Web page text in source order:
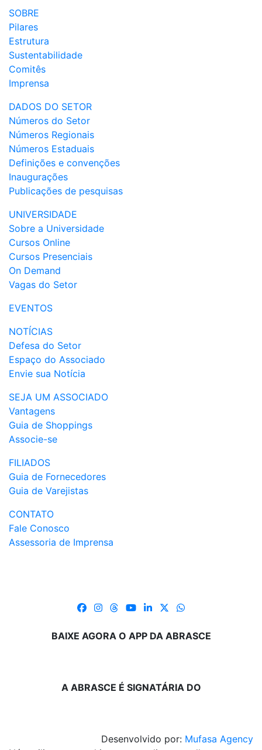
SOBRE
Pilares
Estrutura
Sustentabilidade
Comitês
Imprensa
DADOS DO SETOR
Números do Setor
Números Regionais
Números Estaduais
Definições e convenções
Inaugurações
Publicações de pesquisas
UNIVERSIDADE
Sobre a Universidade
Cursos Online
Cursos Presenciais
On Demand
Vagas do Setor
EVENTOS
NOTÍCIAS
Defesa do Setor
Espaço do Associado
Envie sua Notícia
SEJA UM ASSOCIADO
Vantagens
Guia de Shoppings
Associe-se
FILIADOS
Guia de Fornecedores
Guia de Varejistas
CONTATO
Fale Conosco
Assessoria de Imprensa
BAIXE AGORA O APP DA ABRASCE
A ABRASCE É SIGNATÁRIA DO
Desenvolvido por: Mufasa Agency